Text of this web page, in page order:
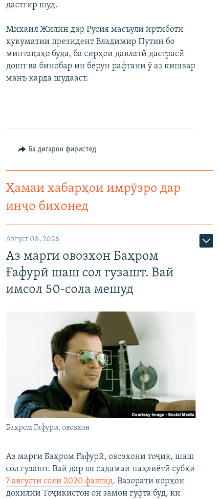
дастгир шуд.
Михаил Жилин дар Русия масъули иртиботи
ҳукуматии президент Владимир Путин бо
минтақаҳо буда, ба сирҳои давлатӣ дастрасӣ
дошт ва бинобар ин берун рафтани ӯ аз кишвар
манъ карда шудааст.
Ба дигарон фиристед
Ҳамаи хабарҳои имрӯзро дар
инҷо бихонед
Август 08, 2026
Аз марги овозхон Баҳром
Ғафурӣ шаш сол гузашт. Вай
имсол 50-сола мешуд
Баҳром Ғафурӣ, овозхон
Аз марги Баҳром Ғафурӣ, овозхони тоҷик, шаш
сол гузашт. Вай дар як садамаи нақлиётӣ субҳи
7 августи соли 2020 фавтид. Вазорати корҳои
дохилии Тоҷикистон он замон гуфта буд, ки